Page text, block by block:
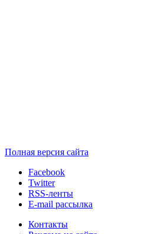
Полная версия сайта
Facebook
Twitter
RSS-ленты
E-mail рассылка
Контакты